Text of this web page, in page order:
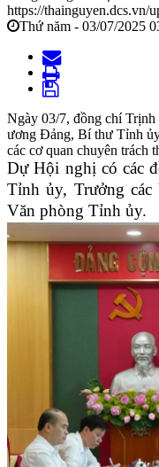
https://thainguyen.dcs.vn/
Thứ năm - 03/07/2025
Ngày 03/7, đồng chí
ương Đảng, Bí thư Tỉnh
các cơ quan chuyên trách
Dự Hội nghị có các
Tỉnh ủy, Trưởng
Văn phòng Tỉnh ủy.